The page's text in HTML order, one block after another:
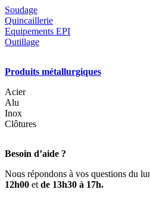
Soudage
Quincaillerie
Equipements EPI
Outillage
Produits métallurgiques
Acier
Alu
Inox
Clôtures
Besoin d’aide ?
Nous répondons à vos questions du
12h00 et de 13h30 à 17h.